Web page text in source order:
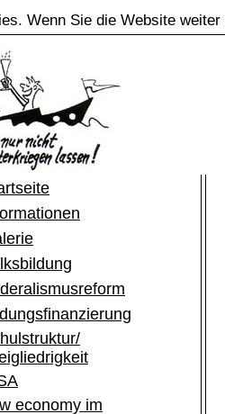
Wenn Sie die Website
economy im